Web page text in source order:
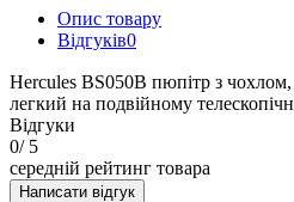
Опис товару
Відгуків0
Hercules BS050B пюпітр з
легкий на подвійному
Відгуки
0/ 5
середній рейтинг товара
Написати відгук